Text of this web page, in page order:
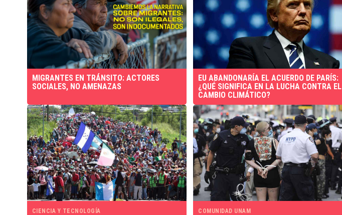
MIGRANTES EN TRÁNSITO: ACTORES
SOCIALES, NO AMENAZAS
EU ABANDONARÍA EL ACUERDO DE PARÍS:
¿QUÉ SIGNIFICA EN LA LUCHA CONTRA EL
CAMBIO CLIMÁTICO?
CIENCIA Y TECNOLOGÍA COMUNIDAD UNAM